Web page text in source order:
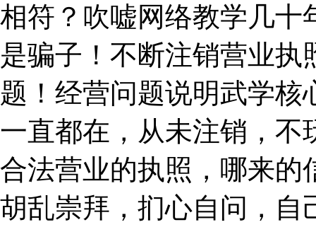
相符？吹嘘网络教学几十
是骗子！不断注销营业
题！经营问题说明武学
一直都在，从未注销，不
合法营业的执照，哪来的
胡乱崇拜，扪心自问，自